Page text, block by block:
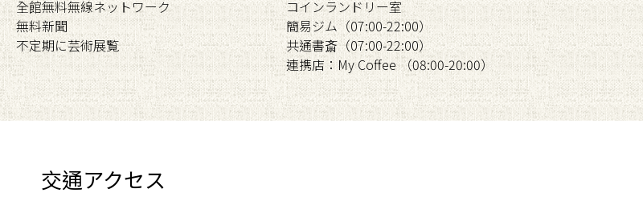
全館無料無線ネットワーク
無料新聞
不定期に芸術展覧
コインランドリー室
簡易ジム（07:00-22:00）
共通書斎（07:00-22:00）
連携店：My Coffee （08:00-20:00）
交通アクセス